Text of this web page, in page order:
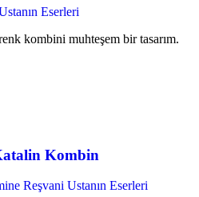
Eserleri
kombini muhteşem bir tasarım.
Kombin
Reşvani Ustanın Eserleri